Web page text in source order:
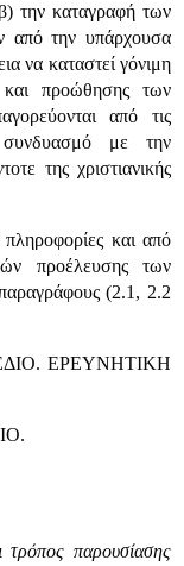
την καταγραφή των
από την υπάρχουσα
να καταστεί γόνιμη
προώθησης των
από τις
συνδυασμό με την
της χριστιανικής
και από
προέλευσης των
(2.1, 2.2
ΕΡΕΥΝΗΤΙΚΗ
τρόπος παρουσίασης